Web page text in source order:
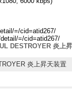
=/cid=atid267/
=/cid=atid267/
DESTROYER 炎上
炎上昇天装置